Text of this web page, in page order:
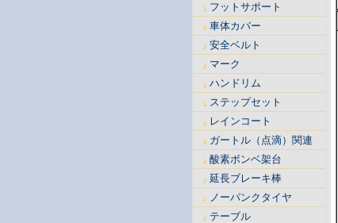
フットサポート
車体カバー
安全ベルト
マーク
ハンドリム
ステップセット
レインコート
ガートル（点滴）関連
酸素ボンベ架台
延長ブレーキ棒
ノーパンクタイヤ
テーブル